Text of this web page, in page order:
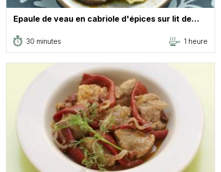
Epaule de veau en cabriole d'épices sur lit de…
30 minutes 1 heure